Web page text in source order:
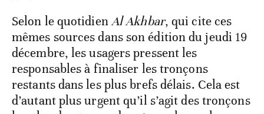
Selon le quotidienAl Akhbar, qui cite ces
mêmes sources dans son édition du jeudi 19
décembre, les usagers pressent les
responsables à finaliser les tronçons
restants dans les plus brefs délais. Cela est
d’autant plus urgent qu’il s’agit des tronçons